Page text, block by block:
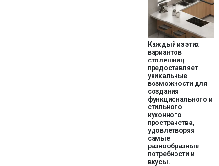
Каждый из этих
вариантов
столешниц
предоставляет
уникальные
возможности для
создания
функционального и
стильного
кухонного
пространства,
удовлетворяя
самые
разнообразные
потребности и
вкусы.